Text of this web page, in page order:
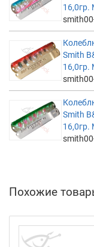
Smith
16,0гр.
Smith
16,0гр.
Похожие